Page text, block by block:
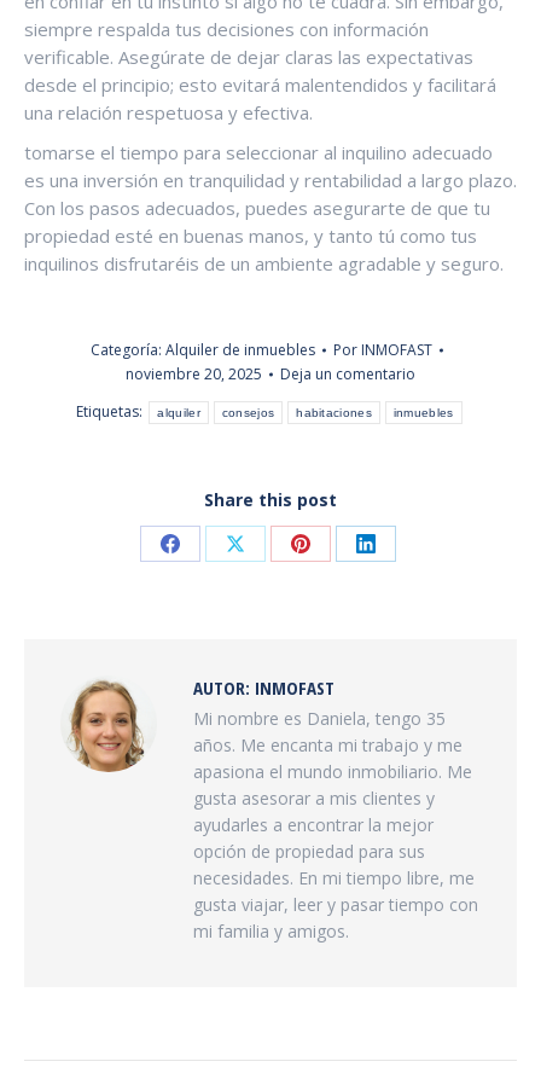
siempre respalda tus decisiones con información
verificable. Asegúrate de dejar claras las expectativas
desde el principio; esto evitará malentendidos y facilitará
una relación respetuosa y efectiva.
tomarse el tiempo para seleccionar al inquilino adecuado
es una inversión en tranquilidad y rentabilidad a largo plazo.
Con los pasos adecuados, puedes asegurarte de que tu
propiedad esté en buenas manos, y tanto tú como tus
inquilinos disfrutaréis de un ambiente agradable y seguro.
Categoría: Alquiler de inmuebles Por INMOFAST
noviembre 20, 2025
Deja un comentario
Etiquetas:
alquiler consejos habitaciones inmuebles
Share this post
Share Share Share Share
AUTOR: INMOFAST
Mi nombre es Daniela, tengo 35
años. Me encanta mi trabajo y me
apasiona el mundo inmobiliario. Me
gusta asesorar a mis clientes y
ayudarles a encontrar la mejor
opción de propiedad para sus
necesidades. En mi tiempo libre, me
gusta viajar, leer y pasar tiempo con
mi familia y amigos.